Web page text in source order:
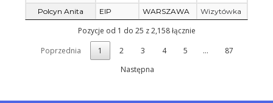
Polcyn Anita EIP WARSZAWA Wizytówka
Pozycje od 1 do 25 z 2,158 łącznie
Poprzednia
1 2 3 4 5 …
87
Następna